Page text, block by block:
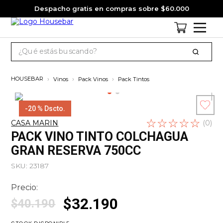
Despacho gratis en compras sobre $60.000
jack daniels
3.
jagermeister
4.
pack
5 .
miniatura
7.
whisky
8 .
ron
Vinos Pack Vinos Pack Tintos
-20 % Dscto.
CASA MARIN ☆☆☆☆☆ (0)
Escribe un
comentario
PACK VINO TINTO COLCHAGUA
GRAN RESERVA 750CC
SKU:23187
Precio:
$40.190 $32.190